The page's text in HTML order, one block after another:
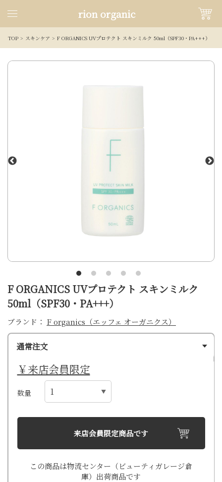
rion organic
TOP スキンケア F ORGANICS UVプロテクト スキンミルク 50ml（SPF30・PA+++）
F ORGANICS UVプロテクト スキンミルク
50ml（SPF30・PA+++）
ブランド： F organics（エッフェ オーガニクス）
通常注文
￥来店会員限定
数量
来店会員限定商品です
この商品は物流センター（ビューティガレージ倉
庫）出荷商品です